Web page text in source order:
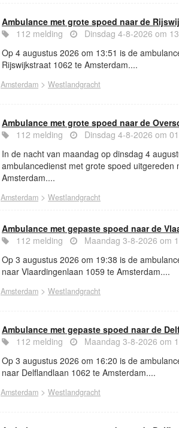
Ambulance met grote spoed naar de
112 melding
Dinsdag 4-8-2026 om
Op 4 augustus 2026 om 13:51 is de
Rijswijkstraat 1062 te Amsterdam....
Amsterdam > Westlandgracht
Ambulance met grote spoed naar de
112 melding
Dinsdag 4-8-2026 om
In de nacht van maandag op dinsdag 4
ambulancedienst met grote spoed uitgereden
Amsterdam....
Amsterdam > Westlandgracht
Ambulance met gepaste spoed naar de
112 melding
Maandag 3-8-2026 om
Op 3 augustus 2026 om 19:38 is de
naar Vlaardingenlaan 1059 te Amsterdam....
Amsterdam > Westlandgracht
Ambulance met gepaste spoed naar de
112 melding
Maandag 3-8-2026 om
Op 3 augustus 2026 om 16:20 is de
naar Delflandlaan 1062 te Amsterdam....
Amsterdam > Westlandgracht